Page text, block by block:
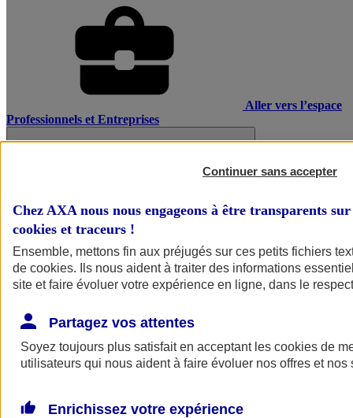
Aller vers l’espace
Professionnels et Entreprises
Continuer sans accepter
Chez AXA nous nous engageons à être transparents
cookies et traceurs !
Ensemble, mettons fin aux préjugés sur ces petits fichiers
de cookies. Ils nous aident à traiter des informations
site et faire évoluer votre expérience en ligne, dans le
Partagez vos attentes
Soyez toujours plus satisfait en acceptant les cookies de
utilisateurs qui nous aident à faire évoluer nos offres et nos
Enrichissez votre expérience